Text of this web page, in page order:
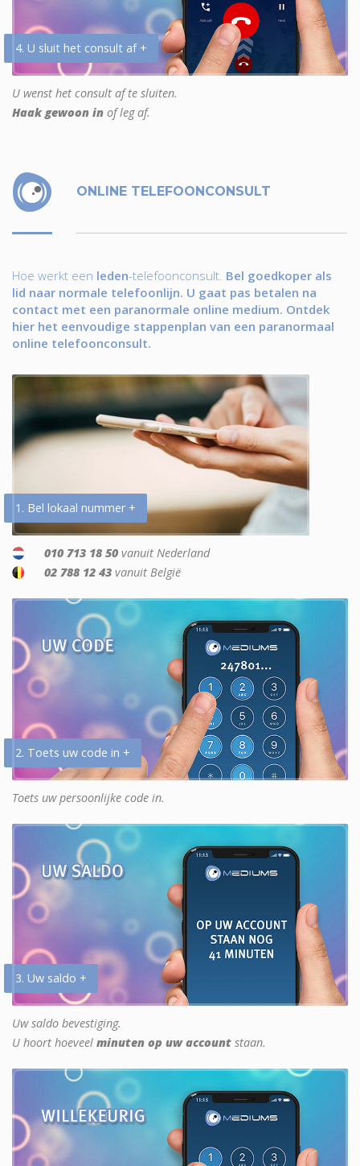
4. U sluit het consult af +
U wenst het consult af te sluiten.
Haak gewoon in of leg af.
ONLINE TELEFOONCONSULT
Hoe werkt een leden-telefoonconsult. Bel goedkoper als
lid naar normale telefoonlijn. U gaat pas betalen na
contact met een paranormale online medium. Ontdek
hier het eenvoudige stappenplan van een paranormaal
online telefoonconsult.
1. Bel lokaal nummer +
010 713 18 50 vanuit Nederland
02 788 12 43 vanuit België
2. Toets uw code in +
Toets uw persoonlijke code in.
3. Uw saldo +
Uw saldo bevestiging.
U hoort hoeveel minuten op uw account staan.